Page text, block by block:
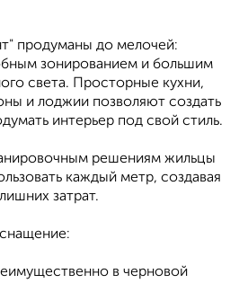
продуманы до мелочей:
зонированием и большим
света. Просторные кухни,
и лоджии позволяют создать
интерьер под свой стиль.
решениям жильцы
каждый метр, создавая
затрат.
в черновой